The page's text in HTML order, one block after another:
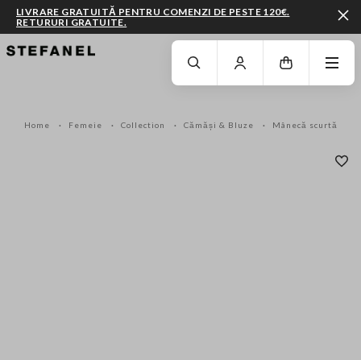
MERGI LA CONȚINUTUL PRINCIPALDERULEAZĂ ÎN JOS
LIVRARE GRATUITĂ PENTRU COMENZI DE PESTE 120€.
RETURURI GRATUITE.
Home Femeie Collection Cămăși & Bluze Mânecă scurtă